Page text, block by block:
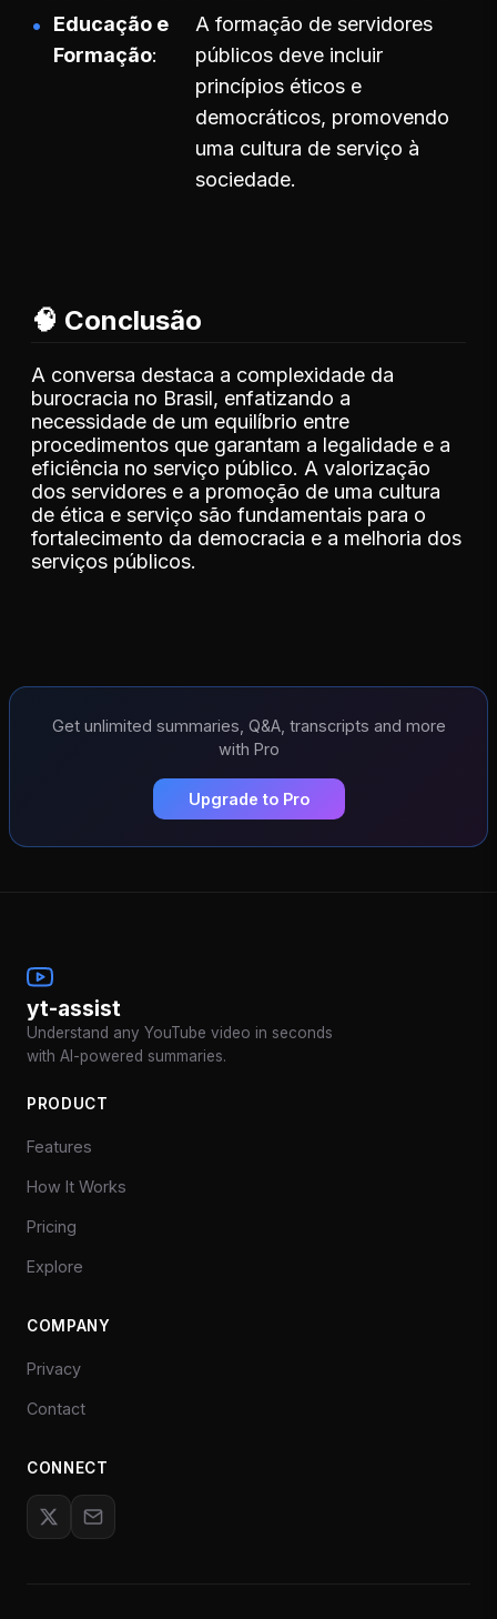
Educação e
Formação
A formação de servidores
públicos deve incluir
princípios éticos e
democráticos, promovendo
uma cultura de serviço à
sociedade.
🧠 Conclusão
A conversa destaca a complexidade da
burocracia no Brasil, enfatizando a
necessidade de um equilíbrio entre
procedimentos que garantam a legalidade e a
eficiência no serviço público. A valorização
dos servidores e a promoção de uma cultura
de ética e serviço são fundamentais para o
fortalecimento da democracia e a melhoria dos
serviços públicos.
Get unlimited summaries, Q&A, transcripts and more
with Pro
Upgrade to Pro
yt-assist
Understand any YouTube video in seconds
with AI-powered summaries.
PRODUCT
Features
How It Works
Pricing
Explore
COMPANY
Privacy
Contact
CONNECT